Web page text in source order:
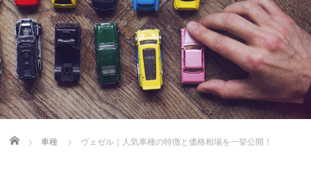
Home 車種 ヴェゼル｜人気車種の特徴と価格相場を一挙公開！